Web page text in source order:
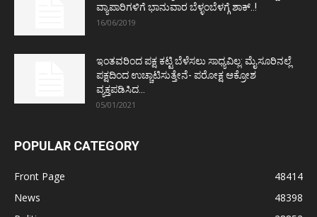
ವ್ಯಾಪಾರಿಗಳಿಗೆ ಭಾನುವಾರ ಬೆಳ್ಳಂಬೆಳಗ್ಗೆ ಶಾಕ್..!
16/06/2019
ಇಂತವರಿಂದ ಪಕ್ಷ ಕಟ್ಟಿ ಬೆಳೆಸಲು ಸಾಧ್ಯವಿಲ್ಲ: ಮೈಸೂರಿನಲ್ಲೆ
ಪಕ್ಷದಿಂದ ಉಚ್ಚಾಟಿಸುತ್ತೇನೆ- ಪರೋಕ್ಷ ಆಕ್ರೋಶ
ವ್ಯಕ್ತಪಡಿಸಿದ...
05/01/2021
POPULAR CATEGORY
Front Page
48414
News
48398